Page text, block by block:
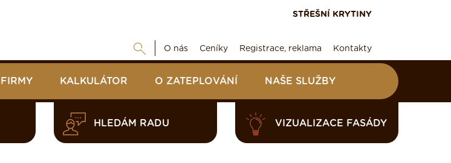
STŘEŠNÍ KRYTINY
O nás Ceníky Registrace, reklama Kontakty
FIRMY KALKULÁTOR O ZATEPLOVÁNÍ NAŠE SLUŽBY
HLEDÁM RADU VIZUALIZACE FASÁDY